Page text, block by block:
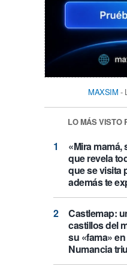
MAXSIM -
LO MÁS VISTO
«Mira
que revela
que se visita
además te
Castlemap:
castillos del
su «fama»
Numancia